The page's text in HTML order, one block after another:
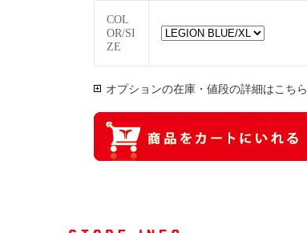
COL
OR/SI
ZE
オプションの在庫・値段の詳細はこちら